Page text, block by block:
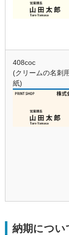
408coc
(クリームの名刺用
紙)
納期につい